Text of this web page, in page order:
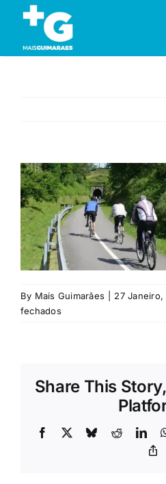
content
Desporto
Opinião
Região
Rubricas
Search
By Mais Guimarães 27 Janeiro,
fechadosem
Share This
Facebook BlueskyReddit